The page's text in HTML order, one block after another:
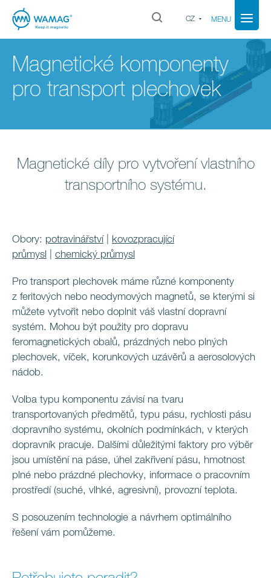
CZ MENU
Magnetické komponenty
pro transport plechovek
Magnetické díly pro vytvoření vlastního
transportního systému.
Obory: potravinářství
kovozpracující
průmysl
chemický průmysl
Pro transport plechovek máme různé komponenty
z feritových nebo neodymových magnetů, se kterými si
můžete vytvořit nebo doplnit váš vlastní dopravní
systém. Mohou být použity pro dopravu
feromagnetických obalů, prázdných nebo plných
plechovek, víček, korunkových uzávěrů a aerosolových
nádob.
Volba typu komponentu závisí na tvaru
transportovaných předmětů, typu pásu, rychlosti pásu
dopravního systému, okolních podmínkách, v kterých
dopravník pracuje. Dalšími důležitými faktory pro výběr
jsou umístění na páse, úhel zakřivení pásu, hmotnost
plné nebo prázdné plechovky, informace o pracovním
prostředí (suché, vlhké, agresivní), provozní teplota.
S posouzením technologie a návrhem optimálního
řešení vám pomůžeme.